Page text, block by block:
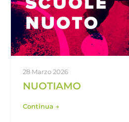
28 Marzo 2026
NUOTIAMO
Continua →